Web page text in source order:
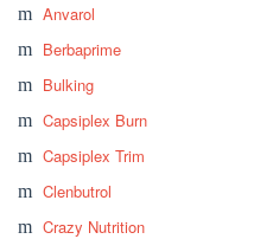
Anvarol
Berbaprime
Bulking
Capsiplex Burn
Capsiplex Trim
Clenbutrol
Crazy Nutrition